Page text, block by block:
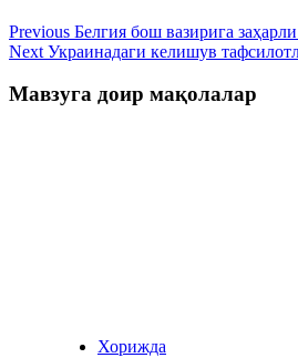
Previous Белгия бош вазирига
Next Украинадаги келишув
Мавзуга доир мақолалар
Хорижда